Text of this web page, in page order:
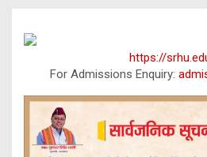
https://
For Admissions Enquiry: